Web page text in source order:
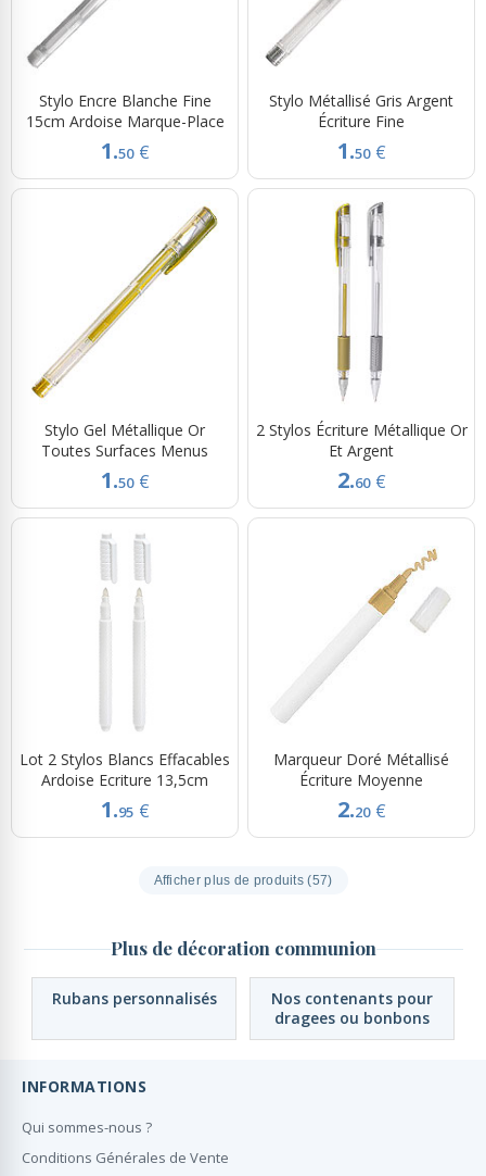
Stylo Encre Blanche Fine
15cm Ardoise Marque-Place
1.50 €
Stylo Métallisé Gris Argent
Écriture Fine
1.50 €
Stylo Gel Métallique Or
Toutes Surfaces Menus
1.50 €
2 Stylos Écriture Métallique Or
Et Argent
2.60 €
Lot 2 Stylos Blancs Effacables
Ardoise Ecriture 13,5cm
1.95 €
Marqueur Doré Métallisé
Écriture Moyenne
2.20 €
Afficher plus de produits (57)
Plus de décoration communion
Rubans personnalisés
Nos contenants pour
dragees ou bonbons
INFORMATIONS
Qui sommes-nous ?
Conditions Générales de Vente